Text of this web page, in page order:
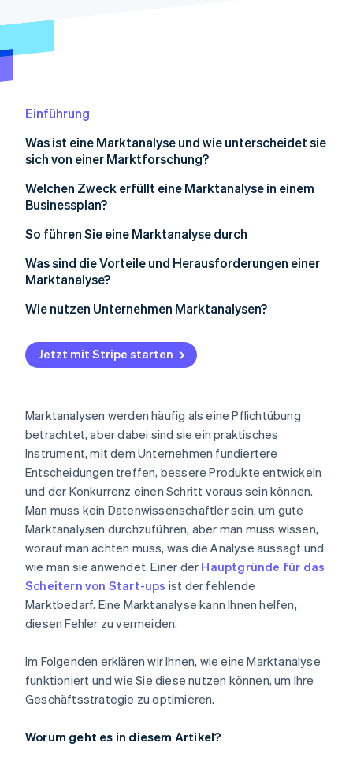
Identity
Online-Identitätsprüfung
Erfahren Sie, wie Stripe Lösungen für die
Jetzt ansehen
Einführung
Was ist eine Marktanalyse und wie unterscheidet sie
sich von einer Marktforschung?
Welchen Zweck erfüllt eine Marktanalyse in einem
Businessplan?
Größe und Form Ihrer Chance bewerten
Ihren potenziellen Kundenstamm definieren
Ihre Konkurrenz identifizieren
Potenzielle Herausforderungen und Risiken
detailliert beschreiben
So führen Sie eine Marktanalyse durch
Der Ausgangspunkt ist die Branche
Die Wettbewerbslandschaft abbilden
Offene Fragen und Chancen erkennen
Prognose Ihres Marktanteils
Was sind die Vorteile und Herausforderungen einer
Marktanalyse?
Vorteile
Herausforderungen
Wie nutzen Unternehmen Marktanalysen?
Produktentwicklung
Erschließung neuer Märkte
Dem Wandel immer einen Schritt voraus sein
Interne Entscheidungen
Jetzt mit Stripe starten
Marktanalysen werden häufig als eine Pflichtübung
betrachtet, aber dabei sind sie ein praktisches
Instrument, mit dem Unternehmen fundiertere
Entscheidungen treffen, bessere Produkte entwickeln
und der Konkurrenz einen Schritt voraus sein können.
Man muss kein Datenwissenschaftler sein, um gute
Marktanalysen durchzuführen, aber man muss wissen,
worauf man achten muss, was die Analyse aussagt und
wie man sie anwendet. Einer der Hauptgründe für das
Scheitern von Start-ups ist der fehlende
Marktbedarf. Eine Marktanalyse kann Ihnen helfen,
diesen Fehler zu vermeiden.
Im Folgenden erklären wir Ihnen, wie eine Marktanalyse
funktioniert und wie Sie diese nutzen können, um Ihre
Geschäftsstrategie zu optimieren.
Worum geht es in diesem Artikel?